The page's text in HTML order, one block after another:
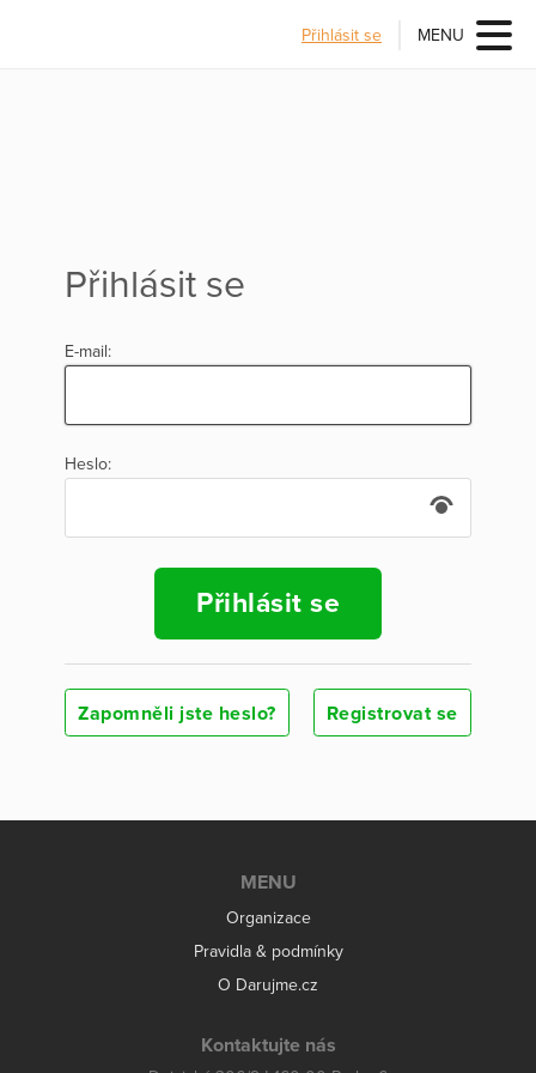
Přihlásit se MENU
Přihlásit se
E-mail:
Heslo:
Přihlásit se
Zapomněli jste heslo? Registrovat se
MENU
Organizace
Pravidla & podmínky
O Darujme.cz
Kontaktujte nás